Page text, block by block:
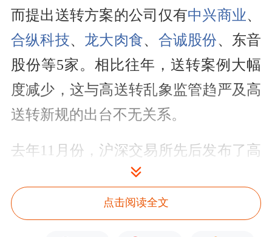
而提出送转方案的公司仅有中兴商业、
合纵科技、 龙大肉食、 合诚股份、东音
股份等5家。相比往年，送转案例大幅
度减少，这与高送转乱象监管趋严及高
送转新规的出台不无关系。
去年11月份，沪深交易所先后发布了高
送转信息披露指引，明确了高送转多个
基本条件，包括最近一个
净利润
为负、净利润同比下降50%以上，或者
点击阅读全文